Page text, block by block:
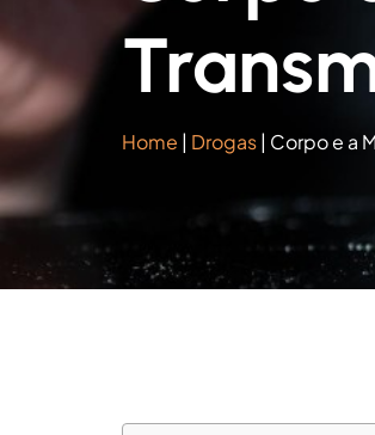
Home | Drogas| Corpo e a